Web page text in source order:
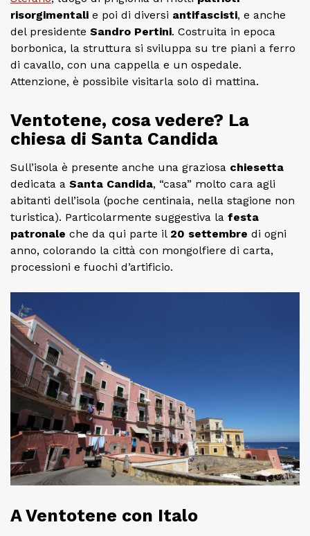
risorgimentali e poi di diversi antifascisti, e anche
del presidente Sandro Pertini. Costruita in epoca
borbonica, la struttura si sviluppa su tre piani a ferro
di cavallo, con una cappella e un ospedale.
Attenzione, è possibile visitarla solo di mattina.
Ventotene, cosa vedere? La
chiesa di Santa Candida
Sull’isola è presente anche una graziosa chiesetta
dedicata a Santa Candida, “casa” molto cara agli
abitanti dell’isola (poche centinaia, nella stagione non
turistica). Particolarmente suggestiva la festa
patronale che da qui parte il 20 settembre di ogni
anno, colorando la città con mongolfiere di carta,
processioni e fuochi d’artificio.
A Ventotene con Italo